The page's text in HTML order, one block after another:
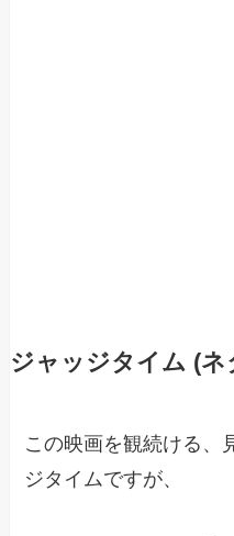
ジャッジタイム (
この映画を観続ける、
ジタイムですが、